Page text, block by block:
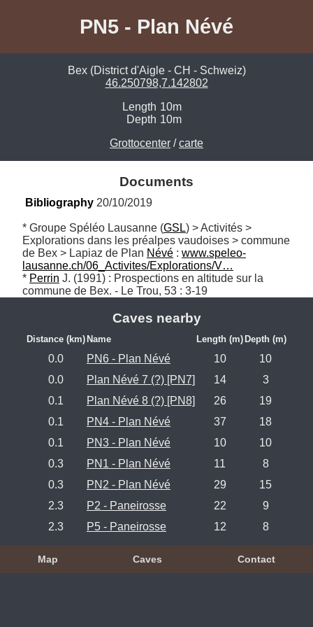
PN5 - Plan Névé
Bex (District d'Aigle - CH - Schweiz)
46.250798,7.142802
Length 10m
Depth 10m
Grottocenter /carte
Documents
Bibliography 20/10/2019
* Groupe Spéléo Lausanne (GSL) > Activités >
Explorations dans les préalpes vaudoises > commune
de Bex > Lapiaz de Plan Névé : www.speleo-
lausanne.ch/06_Activites/Explorations/V…
* Perrin J. (1991) : Prospections en altitude sur la
commune de Bex. - Le Trou, 53 : 3-19
Caves nearby
Distance (km) Name Length (m) Depth (m)
0.0 PN6 - Plan Névé 10
10
0.0
Plan Névé 7 (?) [PN7] 14
3
0.1
Plan Névé 8 (?) [PN8] 26
19
0.1
PN4 - Plan Névé 37
18
0.1
PN3 - Plan Névé 10
10
0.3
PN1 - Plan Névé 11
8
0.3
PN2 - Plan Névé 29
15
2.3
P2 - Paneirosse 22
9
2.3
P5 - Paneirosse 12 8
Map Caves Contact